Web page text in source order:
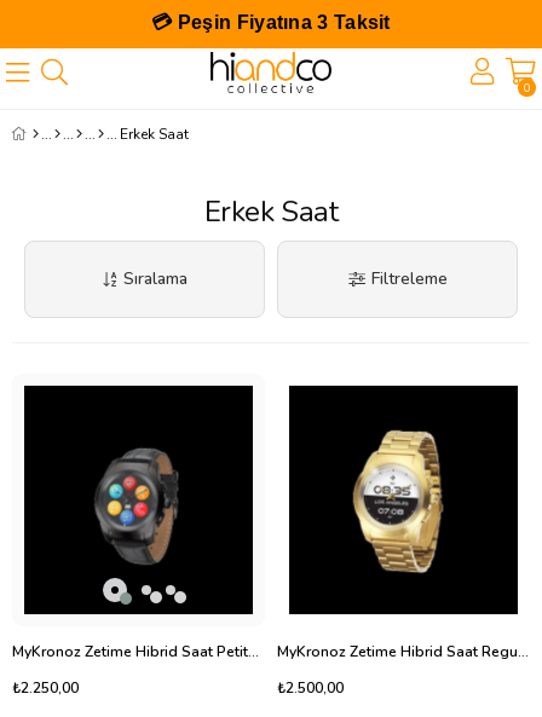
💳 Peşin Fiyatına 3 Taksit
0
Erkek Saat
Erkek Saat
Filtreleme
Sıralama
MyKronoz Zetime Hibrid Saat Petite Siyah Deri Kordon
₺2.250,00
MyKronoz Zetime Hibrid Saat Regular Dore Metal
₺2.500,00